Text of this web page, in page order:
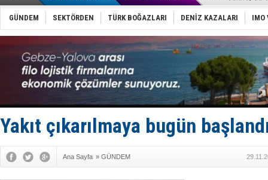
Dışişleri
Depo ve
Kruvaziyer
SES
GÜNDEM SEKTÖRDEN TÜRK BOĞAZLARI DENİZ KAZALARI IMO
Yakıt çıkarılmaya bugün
Ana Sayfa » GÜNDEM